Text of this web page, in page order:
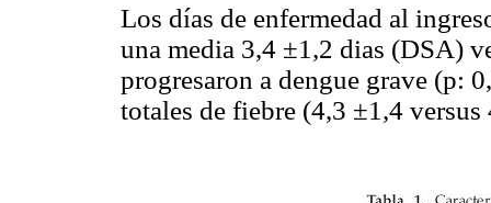
Los días de enfermedad al
una media 3,4 ±1,2 dias (DSA)
progresaron a dengue grave (p:
totales de fiebre (4,3 ±1,4